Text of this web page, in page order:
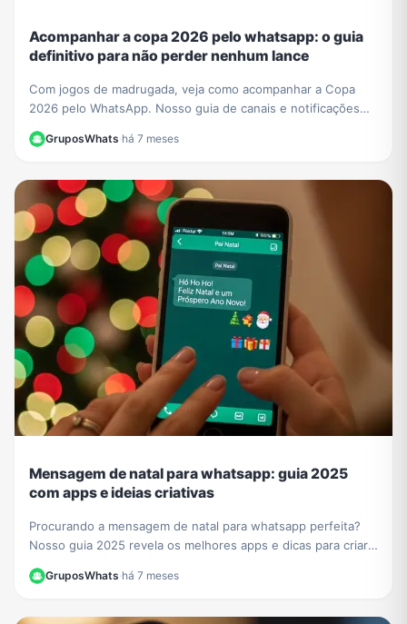
Acompanhar a copa 2026 pelo whatsapp: o guia
definitivo para não perder nenhum lance
Com jogos de madrugada, veja como acompanhar a Copa
2026 pelo WhatsApp. Nosso guia de canais e notificações
GruposWhats·há 7 meses
Mensagem de natal para whatsapp: guia 2025
com apps e ideias criativas
Procurando a mensagem de natal para whatsapp perfeita?
Nosso guia 2025 revela os melhores apps e dicas para criar
GruposWhats·há 7 meses